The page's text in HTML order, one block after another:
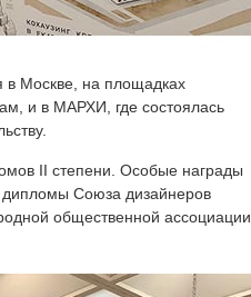
в Москве, на площадках
и в МАРХИ, где состоялась
II степени. Особые награды
дипломы Союза дизайнеров
общественной ассоциации